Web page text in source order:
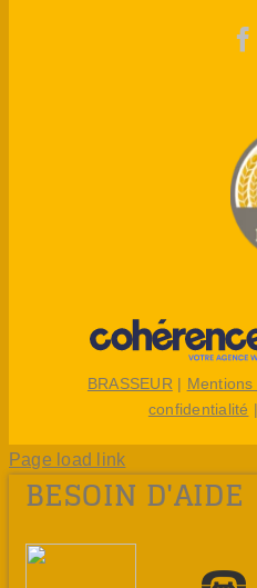
BRASSEUR |
confidentialité |
Page load link
BESOIN D'AIDE